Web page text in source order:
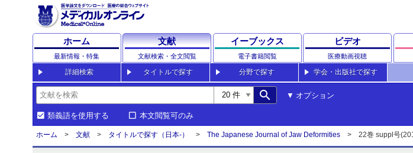
ホーム
最新情報・特集
文献
文献検索・全文閲覧
イーブックス
電子書籍閲覧
ビデオ
医療動画視聴
詳細検索 タイトルで探す 分野で探す 学会・出版社で探す
search オプション
類義語を使用する 本文閲覧可のみ
ホーム 文献 タイトルで探す（日本-） The Japanese Journal of Jaw Deformities 22巻 suppl号